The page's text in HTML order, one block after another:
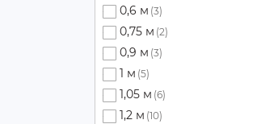
0,6 м (3)
0,75 м (2)
0,9 м (3)
1 м (5)
1,05 м (6)
1,2 м (10)